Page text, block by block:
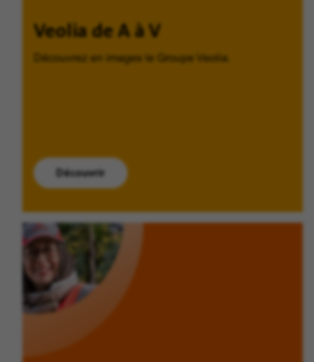
Veolia de A à V
Découvrez en images le Groupe Veolia.
Découvrir